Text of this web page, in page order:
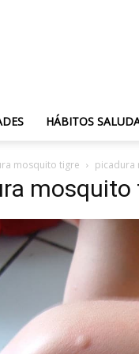
HÁBITOS
mosquito tigre picadura
mosquito